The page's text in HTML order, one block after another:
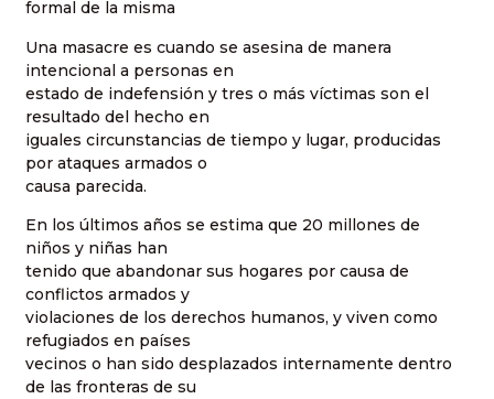
formal de la misma
Una masacre es cuando se asesina de manera
intencional a personas en
estado de indefensión y tres o más víctimas son el
resultado del hecho en
iguales circunstancias de tiempo y lugar, producidas
por ataques armados o
causa parecida.
En los últimos años se estima que 20 millones de
niños y niñas han
tenido que abandonar sus hogares por causa de
conflictos armados y
violaciones de los derechos humanos, y viven como
refugiados en países
vecinos o han sido desplazados internamente dentro
de las fronteras de su